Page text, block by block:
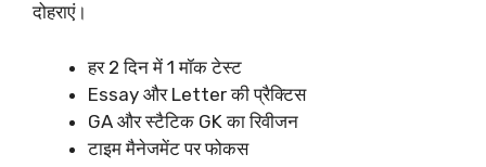
दोहराएं।
हर 2 दिन में 1 मॉक टेस्ट
Essay और Letter की प्रैक्टिस
GA और स्टैटिक GK का रिवीजन
टाइम मैनेजमेंट पर फोकस